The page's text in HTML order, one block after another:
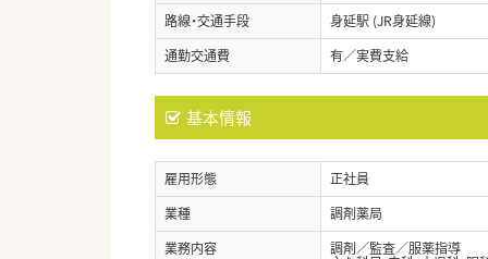
路線・交通手段
身延駅 (JR身延線)
通勤交通費
有／実費支給
基本情報
雇用形態
正社員
業種
調剤薬局
業務内容
調剤／監査／服薬指導